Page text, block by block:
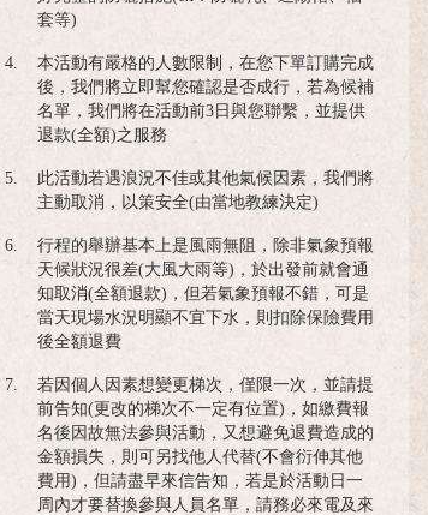
套等)
4.
本活動有嚴格的人數限制，在您下單訂購完成
後，我們將立即幫您確認是否成行，若為候補
名單，我們將在活動前3日與您聯繫，並提供
退款(全額)之服務
5.
此活動若遇浪況不佳或其他氣候因素，我們將
主動取消，以策安全(由當地教練決定)
6.
行程的舉辦基本上是風雨無阻，除非氣象預報
天候狀況很差(大風大雨等)，於出發前就會通
知取消(全額退款)，但若氣象預報不錯，可是
當天現場水況明顯不宜下水，則扣除保險費用
後全額退費
7.
若因個人因素想變更梯次，僅限一次，並請提
前告知(更改的梯次不一定有位置)，如繳費報
名後因故無法參與活動，又想避免退費造成的
金額損失，則可另找他人代替(不會衍伸其他
費用)，但請盡早來信告知，若是於活動日一
周內才要替換參與人員名單，請務必來電及來